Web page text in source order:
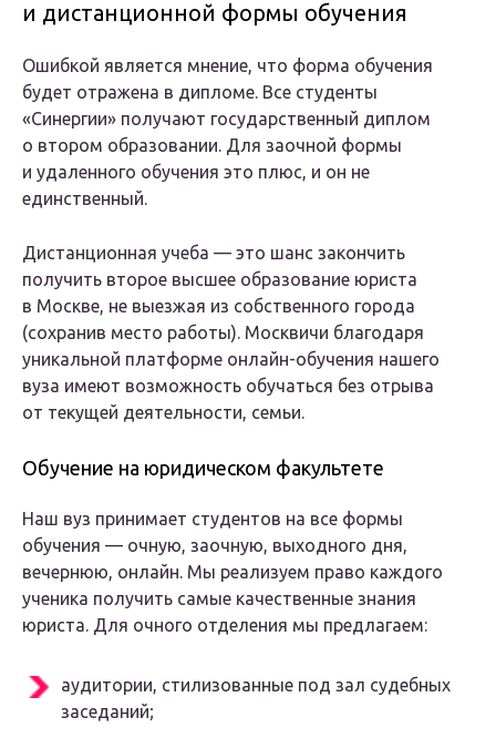
и дистанционной формы обучения
Ошибкой является мнение, что форма обучения
будет отражена в дипломе. Все студенты
«Синергии» получают государственный диплом
о втором образовании. Для заочной формы
и удаленного обучения это плюс, и он не
единственный.
Дистанционная учеба — это шанс закончить
получить второе высшее образование юриста
в Москве, не выезжая из собственного города
(сохранив место работы). Москвичи благодаря
уникальной платформе онлайн-обучения нашего
вуза имеют возможность обучаться без отрыва
от текущей деятельности, семьи.
Обучение на юридическом факультете
Наш вуз принимает студентов на все формы
обучения — очную, заочную, выходного дня,
вечернюю, онлайн. Мы реализуем право каждого
ученика получить самые качественные знания
юриста. Для очного отделения мы предлагаем:
аудитории, стилизованные под зал судебных
заседаний;